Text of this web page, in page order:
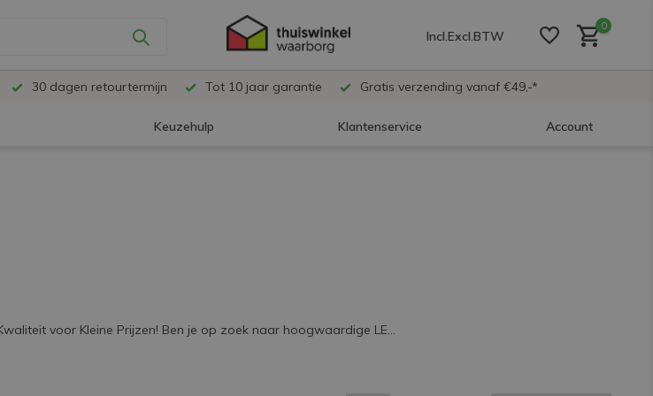
Incl.Excl.BTW
0
30 dagen retourtermijn Tot 10 jaar garantie Gratis verzending vanaf €49,-*
Keuzehulp Klantenservice Account
voor Kleine Prijzen! Ben je op zoek naar hoogwaardige LE...